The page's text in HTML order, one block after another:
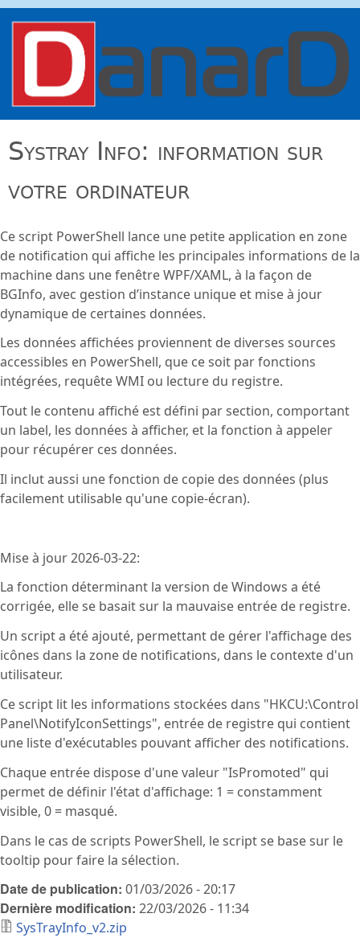
danard.net
Systray Info: information sur
votre ordinateur
Ce script PowerShell lance une petite application en zone
de notification qui affiche les principales informations de la
machine dans une fenêtre WPF/XAML, à la façon de
BGInfo, avec gestion d’instance unique et mise à jour
dynamique de certaines données.
Les données affichées proviennent de diverses sources
accessibles en PowerShell, que ce soit par fonctions
intégrées, requête WMI ou lecture du registre.
Tout le contenu affiché est défini par section, comportant
un label, les données à afficher, et la fonction à appeler
pour récupérer ces données.
Il inclut aussi une fonction de copie des données (plus
facilement utilisable qu'une copie-écran).
Mise à jour 2026-03-22:
La fonction déterminant la version de Windows a été
corrigée, elle se basait sur la mauvaise entrée de registre.
Un script a été ajouté, permettant de gérer l'affichage des
icônes dans la zone de notifications, dans le contexte d'un
utilisateur.
Ce script lit les informations stockées dans "HKCU:\Control
Panel\NotifyIconSettings", entrée de registre qui contient
une liste d'exécutables pouvant afficher des notifications.
Chaque entrée dispose d'une valeur "IsPromoted" qui
permet de définir l'état d'affichage: 1 = constamment
visible, 0 = masqué.
Dans le cas de scripts PowerShell, le script se base sur le
tooltip pour faire la sélection.
Date de publication: 01/03/2026 - 20:17
Dernière modification: 22/03/2026 - 11:34
SysTrayInfo_v2.zip